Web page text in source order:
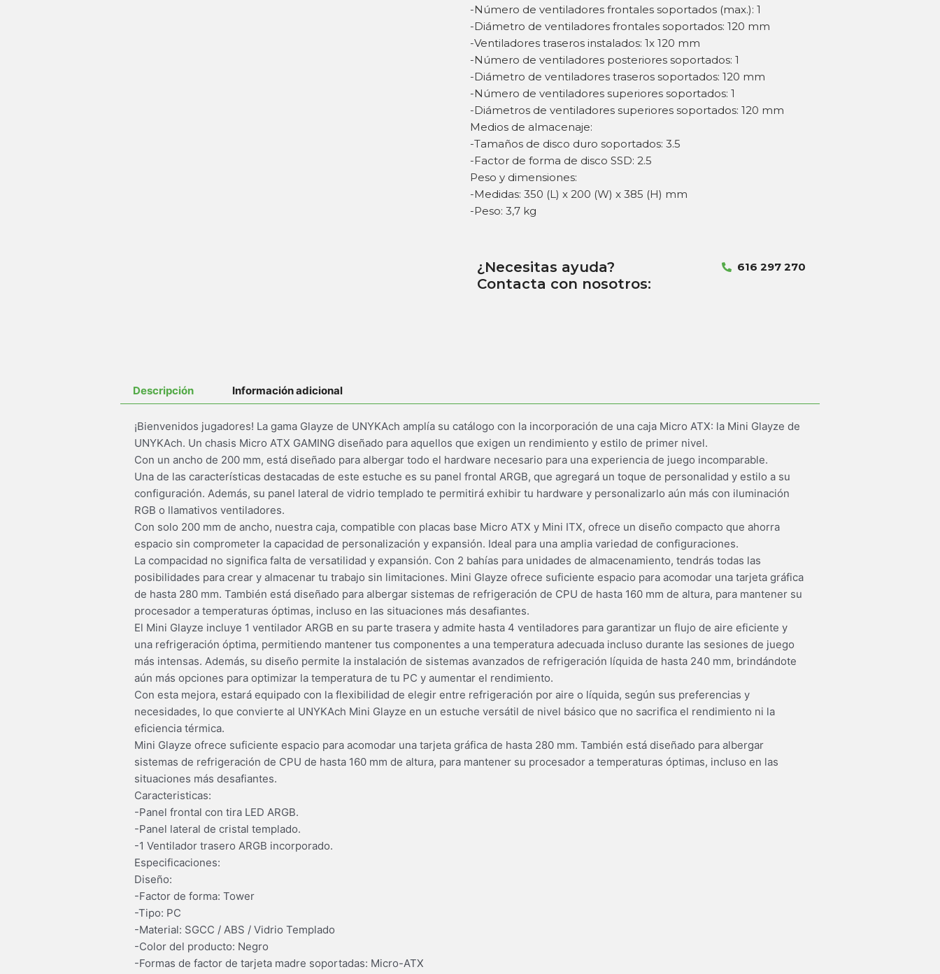
-Número de ventiladores frontales soportados (max.): 1
-Diámetro de ventiladores frontales soportados: 120 mm
-Ventiladores traseros instalados: 1x 120 mm
-Número de ventiladores posteriores soportados: 1
-Diámetro de ventiladores traseros soportados: 120 mm
-Número de ventiladores superiores soportados: 1
-Diámetros de ventiladores superiores soportados: 120 mm
Medios de almacenaje:
-Tamaños de disco duro soportados: 3.5
-Factor de forma de disco SSD: 2.5
Peso y dimensiones:
-Medidas: 350 (L) x 200 (W) x 385 (H) mm
-Peso: 3,7 kg
¿Necesitas ayuda?
Contacta con nosotros:
616 297 270
Descripción Información adicional
¡Bienvenidos jugadores! La gama Glayze de UNYKAch amplía su catálogo con la incorporación de una caja Micro ATX: la Mini Glayze de
UNYKAch. Un chasis Micro ATX GAMING diseñado para aquellos que exigen un rendimiento y estilo de primer nivel.
Con un ancho de 200 mm, está diseñado para albergar todo el hardware necesario para una experiencia de juego incomparable.
Una de las características destacadas de este estuche es su panel frontal ARGB, que agregará un toque de personalidad y estilo a su
configuración. Además, su panel lateral de vidrio templado te permitirá exhibir tu hardware y personalizarlo aún más con iluminación
RGB o llamativos ventiladores.
Con solo 200 mm de ancho, nuestra caja, compatible con placas base Micro ATX y Mini ITX, ofrece un diseño compacto que ahorra
espacio sin comprometer la capacidad de personalización y expansión. Ideal para una amplia variedad de configuraciones.
La compacidad no significa falta de versatilidad y expansión. Con 2 bahías para unidades de almacenamiento, tendrás todas las
posibilidades para crear y almacenar tu trabajo sin limitaciones. Mini Glayze ofrece suficiente espacio para acomodar una tarjeta gráfica
de hasta 280 mm. También está diseñado para albergar sistemas de refrigeración de CPU de hasta 160 mm de altura, para mantener su
procesador a temperaturas óptimas, incluso en las situaciones más desafiantes.
El Mini Glayze incluye 1 ventilador ARGB en su parte trasera y admite hasta 4 ventiladores para garantizar un flujo de aire eficiente y
una refrigeración óptima, permitiendo mantener tus componentes a una temperatura adecuada incluso durante las sesiones de juego
más intensas. Además, su diseño permite la instalación de sistemas avanzados de refrigeración líquida de hasta 240 mm, brindándote
aún más opciones para optimizar la temperatura de tu PC y aumentar el rendimiento.
Con esta mejora, estará equipado con la flexibilidad de elegir entre refrigeración por aire o líquida, según sus preferencias y
necesidades, lo que convierte al UNYKAch Mini Glayze en un estuche versátil de nivel básico que no sacrifica el rendimiento ni la
eficiencia térmica.
Mini Glayze ofrece suficiente espacio para acomodar una tarjeta gráfica de hasta 280 mm. También está diseñado para albergar
sistemas de refrigeración de CPU de hasta 160 mm de altura, para mantener su procesador a temperaturas óptimas, incluso en las
situaciones más desafiantes.
Caracteristicas:
-Panel frontal con tira LED ARGB.
-Panel lateral de cristal templado.
-1 Ventilador trasero ARGB incorporado.
Especificaciones:
Diseño:
-Factor de forma: Tower
-Tipo: PC
-Material: SGCC / ABS / Vidrio Templado
-Color del producto: Negro
-Formas de factor de tarjeta madre soportadas: Micro-ATX